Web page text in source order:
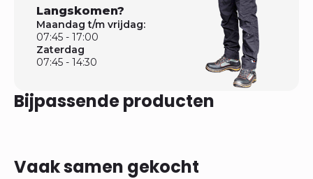
Langskomen?
Maandag t/m vrijdag:
07:45 - 17:00
Zaterdag
07:45 - 14:30
Bijpassende producten
Vaak samen gekocht